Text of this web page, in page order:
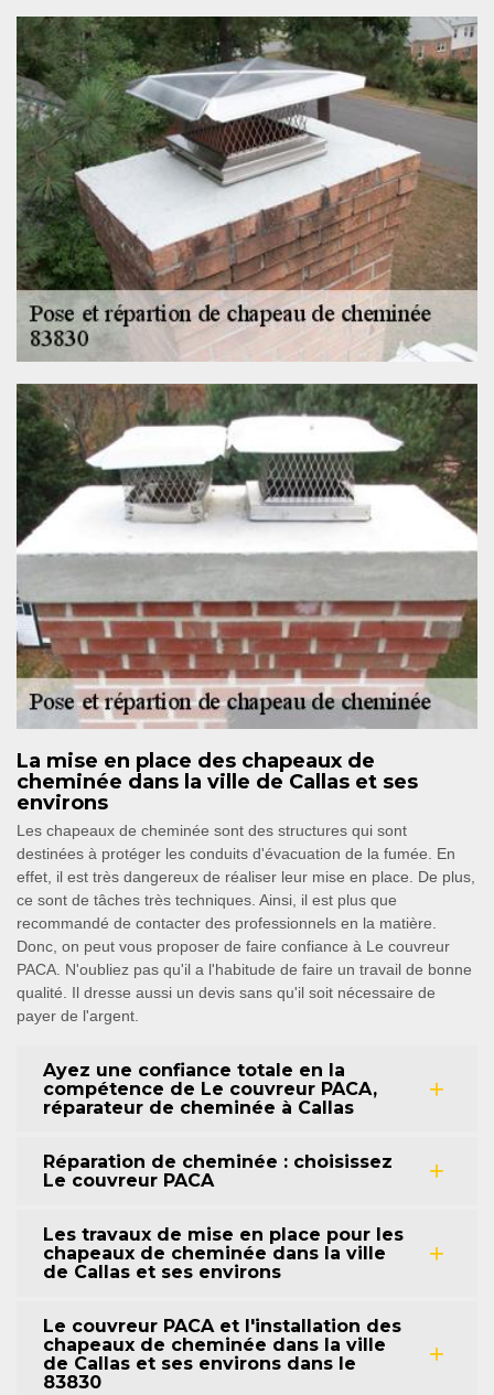
La mise en place des chapeaux de
cheminée dans la ville de Callas et ses
environs
Les chapeaux de cheminée sont des structures qui sont
destinées à protéger les conduits d'évacuation de la fumée. En
effet, il est très dangereux de réaliser leur mise en place. De plus,
ce sont de tâches très techniques. Ainsi, il est plus que
recommandé de contacter des professionnels en la matière.
Donc, on peut vous proposer de faire confiance à Le couvreur
PACA. N'oubliez pas qu'il a l'habitude de faire un travail de bonne
qualité. Il dresse aussi un devis sans qu'il soit nécessaire de
payer de l'argent.
Ayez une confiance totale en la
compétence de Le couvreur PACA,
réparateur de cheminée à Callas
Réparation de cheminée : choisissez
Le couvreur PACA
Les travaux de mise en place pour les
chapeaux de cheminée dans la ville
de Callas et ses environs
Le couvreur PACA et l'installation des
chapeaux de cheminée dans la ville
de Callas et ses environs dans le
83830